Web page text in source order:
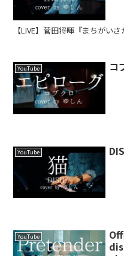
【LIVE】菅田将暉『まちがい
YouTube コ
YouTube
YouTube